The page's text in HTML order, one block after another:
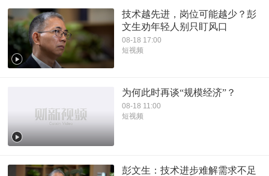
技术越先进，岗位可能越少？彭
文生劝年轻人别只盯风口
08-18 17:00
短视频
为何此时再谈“规模经济”？
08-18 11:00
短视频
彭文生：技术进步难解需求不足